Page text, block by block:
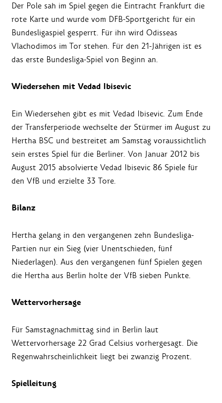
Der Pole sah im Spiel gegen die Eintracht Frankfurt die
rote Karte und wurde vom DFB-Sportgericht für ein
Bundesligaspiel gesperrt. Für ihn wird Odisseas
Vlachodimos im Tor stehen. Für den 21-Jährigen ist es
das erste Bundesliga-Spiel von Beginn an.
Wiedersehen mit Vedad Ibisevic
Ein Wiedersehen gibt es mit Vedad Ibisevic. Zum Ende
der Transferperiode wechselte der Stürmer im August zu
Hertha BSC und bestreitet am Samstag voraussichtlich
sein erstes Spiel für die Berliner. Von Januar 2012 bis
August 2015 absolvierte Vedad Ibisevic 86 Spiele für
den VfB und erzielte 33 Tore.
Bilanz
Hertha gelang in den vergangenen zehn Bundesliga-
Partien nur ein Sieg (vier Unentschieden, fünf
Niederlagen). Aus den vergangenen fünf Spielen gegen
die Hertha aus Berlin holte der VfB sieben Punkte.
Wettervorhersage
Für Samstagnachmittag sind in Berlin laut
Wettervorhersage 22 Grad Celsius vorhergesagt. Die
Regenwahrscheinlichkeit liegt bei zwanzig Prozent.
Spielleitung